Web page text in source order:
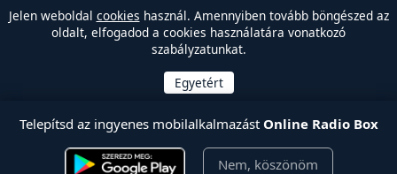
Jelen weboldal cookies használ. Amennyiben tovább böngészed az
oldalt, elfogadod a cookies használatára vonatkozó
szabályzatunkat.
Telepítsd az ingyenes mobilalkalmazást Online Radio Box
Nem, köszönöm